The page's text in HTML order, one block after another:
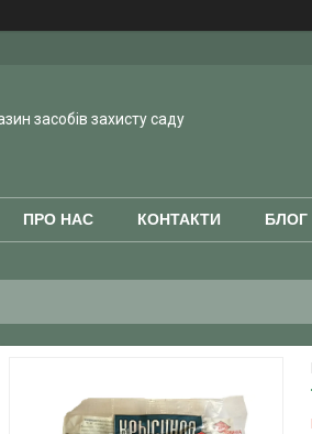
засобів захисту саду
ПРО НАС КОНТАКТИ БЛОГ